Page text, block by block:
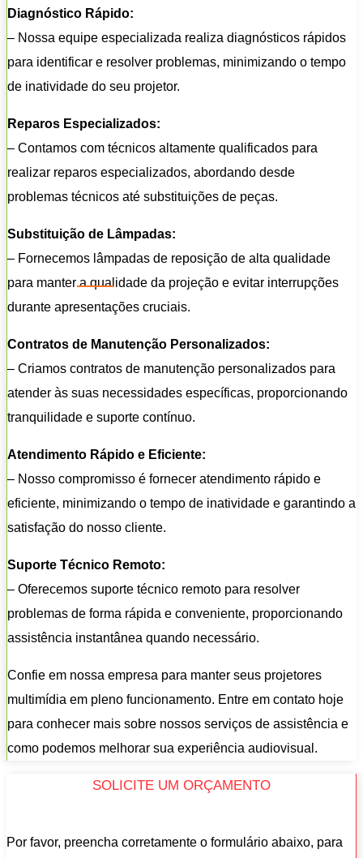
Diagnóstico Rápido:
– Nossa equipe especializada realiza diagnósticos rápidos
para identificar e resolver problemas, minimizando o tempo
de inatividade do seu projetor.
Reparos Especializados:
– Contamos com técnicos altamente qualificados para
realizar reparos especializados, abordando desde
problemas técnicos até substituições de peças.
Substituição de Lâmpadas:
– Fornecemos lâmpadas de reposição de alta qualidade
para manter a qualidade da projeção e evitar interrupções
durante apresentações cruciais.
Contratos de Manutenção Personalizados:
– Criamos contratos de manutenção personalizados para
atender às suas necessidades específicas, proporcionando
tranquilidade e suporte contínuo.
Atendimento Rápido e Eficiente:
– Nosso compromisso é fornecer atendimento rápido e
eficiente, minimizando o tempo de inatividade e garantindo a
satisfação do nosso cliente.
Suporte Técnico Remoto:
– Oferecemos suporte técnico remoto para resolver
problemas de forma rápida e conveniente, proporcionando
assistência instantânea quando necessário.
Confie em nossa empresa para manter seus projetores
multimídia em pleno funcionamento. Entre em contato hoje
para conhecer mais sobre nossos serviços de assistência e
como podemos melhorar sua experiência audiovisual.
SOLICITE UM ORÇAMENTO
Por favor, preencha corretamente o formulário abaixo, para